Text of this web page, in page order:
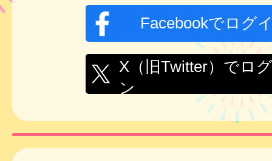
Facebookでログ
X（旧Twitter）でロ
ン